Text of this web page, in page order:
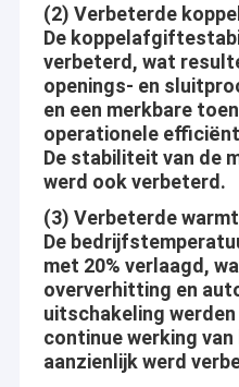
(2) Verbeterde
De
verbeterd, wat
openings- en
en een merkbare
operationele
De stabiliteit van de
werd ook verbeterd.
(3) Verbeterde
De
met 20% verlaagd,
oververhitting en
uitschakeling
continue werking
aanzienlijk werd